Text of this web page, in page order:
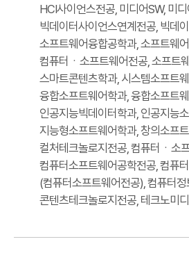
HCI사이언스전공, 미디어SW, 미
빅데이터사이언스연계전공, 빅데
소프트웨어융합공학과, 소프트웨
컴퓨터ㆍ소프트웨어전공, 소프트
스마트콘텐츠학과, 시스템소프트
융합소프트웨어학과, 융합소프트
인공지능빅데이터학과, 인공지능
지능형소프트웨어학과, 창의소프
컬처테크놀로지전공, 컴퓨터ㆍ소
컴퓨터소프트웨어공학전공, 컴퓨
(컴퓨터소프트웨어전공), 컴퓨터
콘텐츠테크놀로지전공, 테크노미